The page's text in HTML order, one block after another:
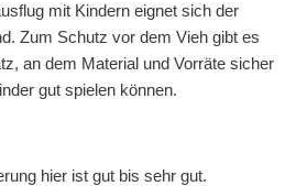
mit Kindern eignet sich der
Zum Schutz vor dem Vieh gibt es
an dem Material und Vorräte sicher
gut spielen können.
hier ist gut bis sehr gut.